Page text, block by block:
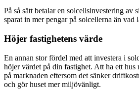
På så sätt betalar en solcellsinvestering av
sparat in mer pengar på solcellerna än vad
Höjer fastighetens värde
En annan stor fördel med att investera i
höjer värdet på din fastighet. Att ha ett hus
på marknaden eftersom det sänker
och gör huset mer miljövänligt.